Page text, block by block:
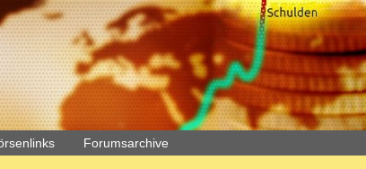
Forumsarchive